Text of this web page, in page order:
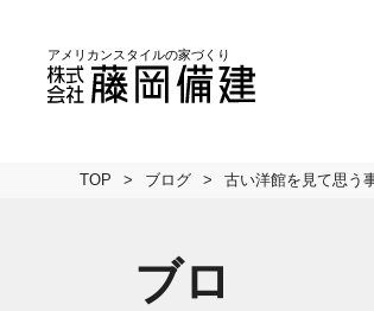
TOP ブログ 古い洋館を見て思う
ブロ